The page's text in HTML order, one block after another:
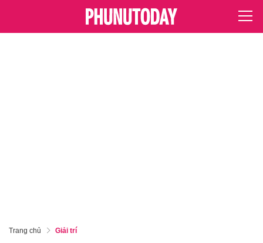
Trang chủ Giải trí